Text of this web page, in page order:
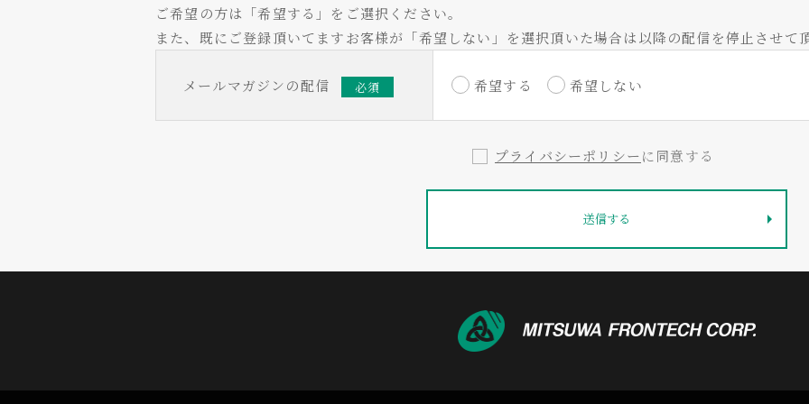
ご希望の方は「希望する」をご選択ください。
また、既にご登録頂いてますお客様が「希望しない」を選択頂いた場合は以降の配信を停止させて頂
メールマガジンの配信 必須 希望する 希望しない
プライバシーポリシーに同意する